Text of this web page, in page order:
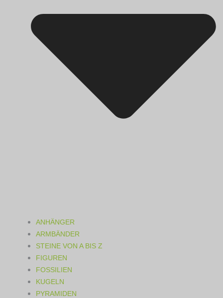
ANHÄNGER
ARMBÄNDER
STEINE VON A BIS Z
FIGUREN
FOSSILIEN
KUGELN
PYRAMIDEN